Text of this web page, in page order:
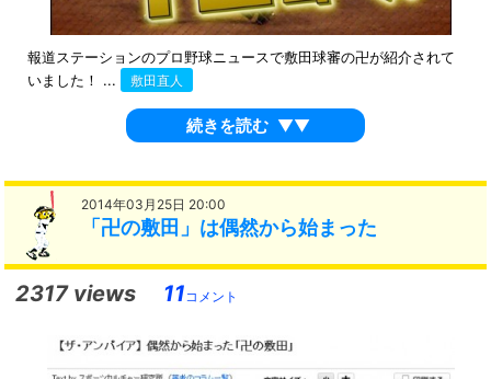
報道ステーションのプロ野球ニュースで敷田球審の卍が紹介されて
いました！ ...
敷田直人
続きを読む ▼▼
2014年03月25日 20:00
「卍の敷田」は偶然から始まった
2317 views 11コメント